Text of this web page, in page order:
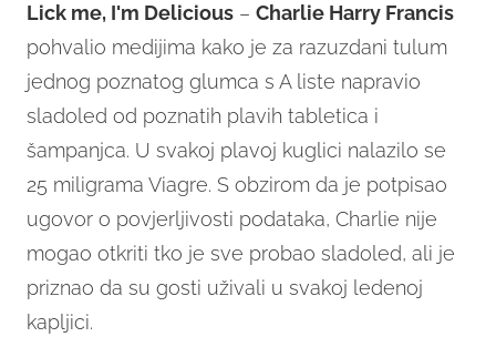
Lick me, I'm Delicious – Charlie Harry Francis
pohvalio medijima kako je za razuzdani tulum
jednog poznatog glumca s A liste napravio
sladoled od poznatih plavih tabletica i
šampanjca. U svakoj plavoj kuglici nalazilo se
25 miligrama Viagre. S obzirom da je potpisao
ugovor o povjerljivosti podataka, Charlie nije
mogao otkriti tko je sve probao sladoled, ali je
priznao da su gosti uživali u svakoj ledenoj
kapljici.